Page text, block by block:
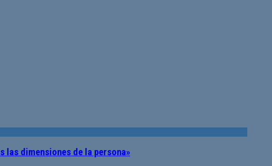
las dimensiones de la persona»